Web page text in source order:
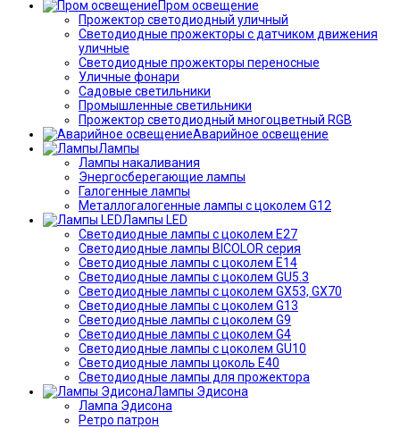
Пром освещение
Прожектор светодиодный уличный
Светодиодные прожекторы с датчиком движения
уличные
Светодиодные прожекторы переносные
Уличные фонари
Садовые светильники
Промышленные светильники
Прожектор светодиодный многоцветный RGB
Аварийное освещение
Лампы
Лампы накаливания
Энергосберегающие лампы
Галогенные лампы
Металлогалогенные лампы с цоколем G12
Лампы LED
Светодиодные лампы с цоколем E27
Светодиодные лампы BICOLOR серия
Светодиодные лампы с цоколем E14
Светодиодные лампы с цоколем GU5.3
Светодиодные лампы с цоколем GX53, GX70
Светодиодные лампы с цоколем G13
Светодиодные лампы с цоколем G9
Светодиодные лампы с цоколем G4
Светодиодные лампы с цоколем GU10
Светодиодные лампы цоколь Е40
Светодиодные лампы для прожектора
Лампы Эдисона
Лампа Эдисона
Ретро патрон